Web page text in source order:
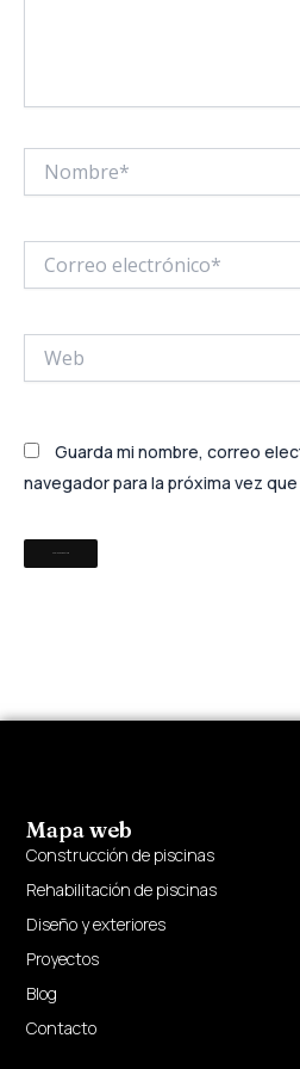
electrónico*
Guarda mi nombre, correo
navegador para la próxima vez
Mapa web
Construcción de piscinas
Rehabilitación de piscinas
Diseño y exteriores
Proyectos
Blog
Contacto